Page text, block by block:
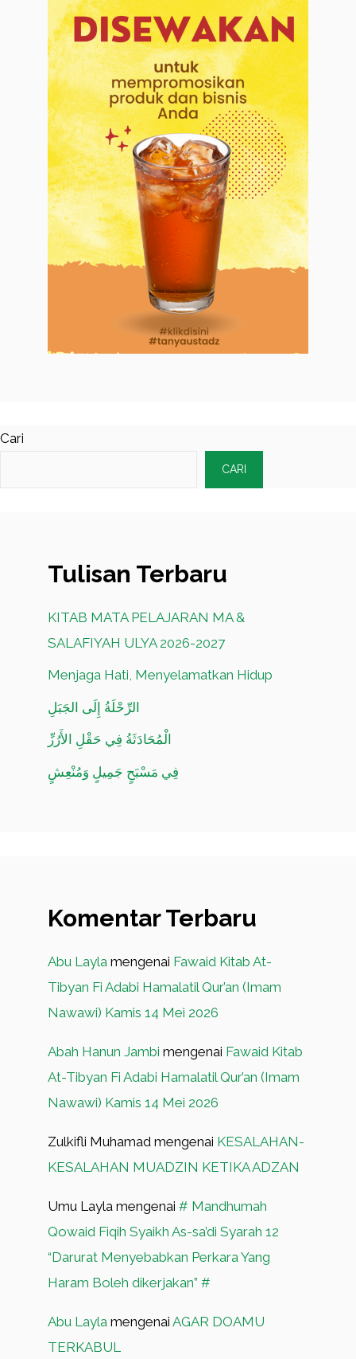
Cari
CARI
Tulisan Terbaru
KITAB MATA PELAJARAN MA &
SALAFIYAH ULYA 2026-2027
Menjaga Hati, Menyelamatkan Hidup
الرِّحْلَةُ إِلَى الجَبَلِ
الْمُحَادَثَةُ فِي حَقْلِ الأَرُزِّ
فِي مَسْبَحٍ جَمِيلٍ وَمُنْعِشٍ
Komentar Terbaru
Abu Layla mengenai Fawaid Kitab At-
Tibyan Fi Adabi Hamalatil Qur’an (Imam
Nawawi) Kamis 14 Mei 2026
Abah Hanun Jambi mengenai Fawaid Kitab
At-Tibyan Fi Adabi Hamalatil Qur’an (Imam
Nawawi) Kamis 14 Mei 2026
Zulkifli Muhamad mengenai KESALAHAN-
KESALAHAN MUADZIN KETIKA ADZAN
Umu Layla mengenai # Mandhumah
Qowaid Fiqih Syaikh As-sa’di Syarah 12
“Darurat Menyebabkan Perkara Yang
Haram Boleh dikerjakan” #
Abu Layla mengenai AGAR DOAMU
TERKABUL